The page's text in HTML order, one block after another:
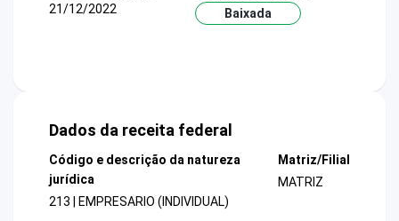
21/12/2022
Baixada
Dados da receita federal
Código e descrição da natureza
jurídica
213 | EMPRESARIO (INDIVIDUAL)
Matriz/Filial
MATRIZ